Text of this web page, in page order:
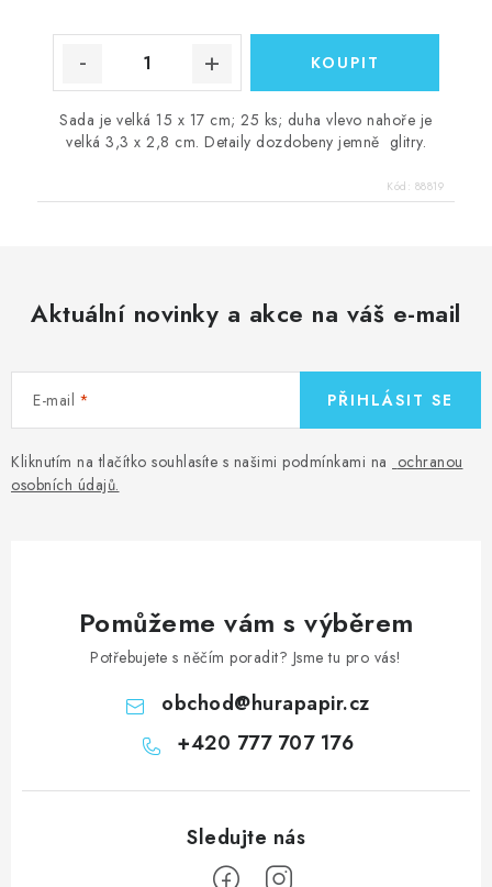
Sada je velká 15 x 17 cm; 25 ks; duha vlevo nahoře je
velká 3,3 x 2,8 cm. Detaily dozdobeny jemně glitry.
Kód: 88819
Aktuální novinky a akce na váš e-mail
E-mail
Kliknutím na tlačítko souhlasíte s našimi podmínkami na ochranou
osobních údajů.
PŘIHLÁSIT SE
Pomůžeme vám s výběrem
Potřebujete s něčím poradit? Jsme tu pro vás!
obchod@hurapapir.cz
+420 777 707 176